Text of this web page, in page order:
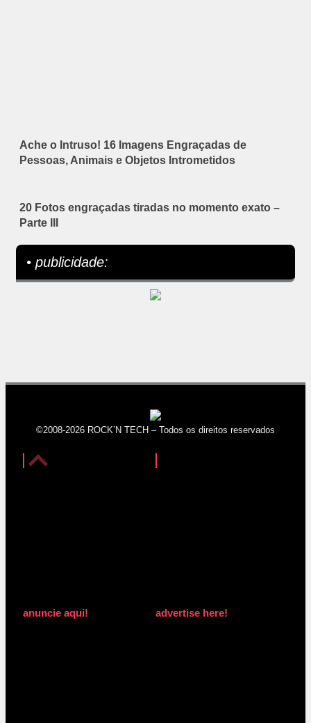
Ache o Intruso! 16 Imagens Engraçadas de
Pessoas, Animais e Objetos Intrometidos
20 Fotos engraçadas tiradas no momento exato –
Parte III
• publicidade:
©2008-2026 ROCK’N TECH – Todos os direitos reservados
anuncie aqui! advertise here!